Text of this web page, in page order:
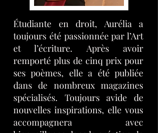
Étudiante en droit, Aurélia a
toujours été passionnée par l’Art
et l’écriture. Après avoir
remporté plus de cinq prix pour
ses poèmes, elle a été publiée
dans de nombreux magazines
spécialisés. Toujours avide de
nouvelles inspirations, elle vous
accompagnera avec